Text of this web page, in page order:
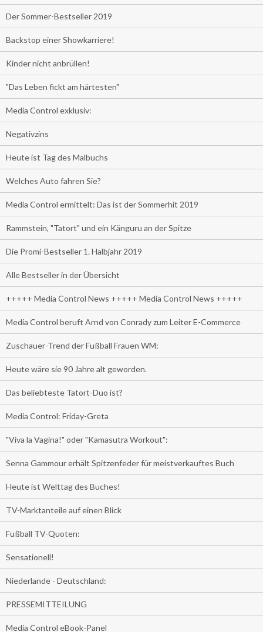
Der Sommer-Bestseller 2019
Backstop einer Showkarriere!
Kinder nicht anbrüllen!
"Das Leben fickt am härtesten"
Media Control exklusiv:
Negativzins
Heute ist Tag des Malbuchs
Welches Auto fahren Sie?
Media Control ermittelt: Das ist der Sommerhit 2019
Rammstein, "Tatort" und ein Känguru an der Spitze
Die Promi-Bestseller 1. Halbjahr 2019
Alle Bestseller in der Übersicht
+++++ Media Control News +++++ Media Control News +++++
Media Control beruft Arnd von Conrady zum Leiter E-Commerce
Zuschauer-Trend der Fußball Frauen WM:
Heute wäre sie 90 Jahre alt geworden.
Das beliebteste Tatort-Duo ist?
Media Control: Friday-Greta
"Viva la Vagina!" oder "Kamasutra Workout":
Senna Gammour erhält Spitzenfeder für meistverkauftes Buch
Heute ist Welttag des Buches!
TV-Marktanteile auf einen Blick
Fußball TV-Quoten:
Sensationell!
Niederlande - Deutschland:
PRESSEMITTEILUNG
Media Control eBook-Panel